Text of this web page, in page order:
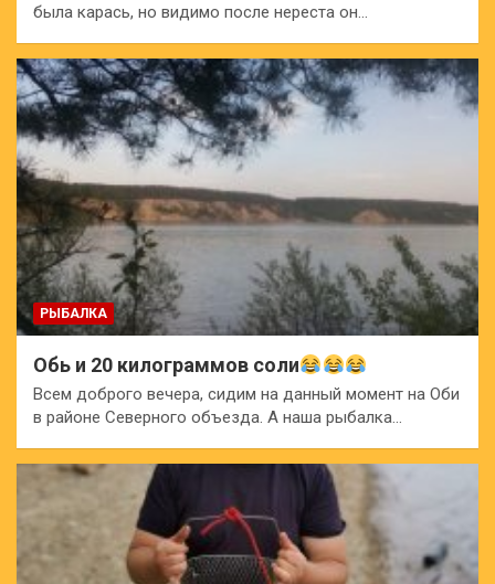
была карась, но видимо после нереста он…
РЫБАЛКА
Обь и 20 килограммов соли
Всем доброго вечера, сидим на данный момент на Оби
в районе Северного объезда. А наша рыбалка…